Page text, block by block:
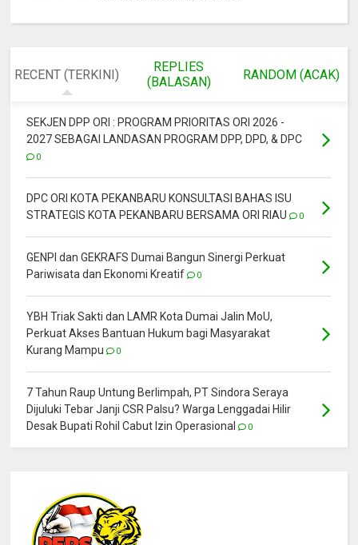
RECENT (TERKINI)
REPLIES
(BALASAN)
RANDOM (ACAK)
SEKJEN DPP ORI : PROGRAM PRIORITAS ORI 2026 -
2027 SEBAGAI LANDASAN PROGRAM DPP, DPD, & DPC
0
DPC ORI KOTA PEKANBARU KONSULTASI BAHAS ISU
STRATEGIS KOTA PEKANBARU BERSAMA ORI RIAU
0
GENPI dan GEKRAFS Dumai Bangun Sinergi Perkuat
Pariwisata dan Ekonomi Kreatif
0
YBH Triak Sakti dan LAMR Kota Dumai Jalin MoU,
Perkuat Akses Bantuan Hukum bagi Masyarakat
Kurang Mampu
0
7 Tahun Raup Untung Berlimpah, PT Sindora Seraya
Dijuluki Tebar Janji CSR Palsu? Warga Lenggadai Hilir
Desak Bupati Rohil Cabut Izin Operasional
0